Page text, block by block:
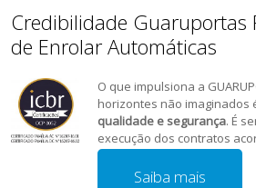
Credibilidade Guaruportas
de Enrolar Automáticas
O que impulsiona a
horizontes não imaginados
qualidade e segurança. É
execução dos contratos
Saiba mais